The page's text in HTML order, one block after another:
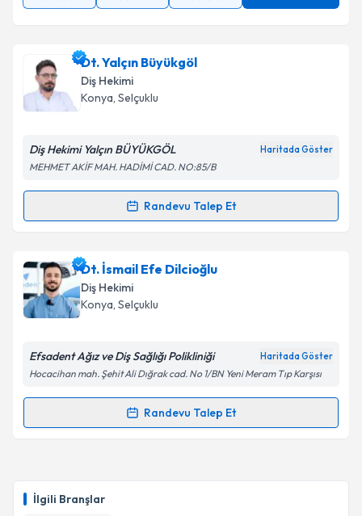
İlgili Branşlar
Dt. Yalçın Büyükgöl
Diş Hekimi
Konya, Selçuklu
Diş Hekimi Yalçın BÜYÜKGÖL Haritada Göster
MEHMET AKİF MAH. HADİMİ CAD. NO:85/B
Randevu Talep Et
Randevu Takvimi Talebi
Dt. Yalçın Büyükgöliçin randevu takvimi talebi
oluşturun. Size bu uzmandan randevu almanız için bir
takvim hazırlandığında e-posta ile bilgilendireceğiz.
Kişisel verilerimin işlenmesine ilişkin
Metni'ni okudum ve kişisel verilerimin belirtilen
Dt. İsmail Efe Dilcioğlu
Diş Hekimi
Konya, Selçuklu
Efsadent Ağız ve Diş Sağlığı Polikliniği Haritada Göster
Hocacihan mah. Şehit Ali Dığrak cad. No 1/BN Yeni Meram Tıp Karşısı
Randevu Talep Et
Randevu Takvimi Talebi
takvim hazırlandığında e-posta ile bilgilendireceğiz.